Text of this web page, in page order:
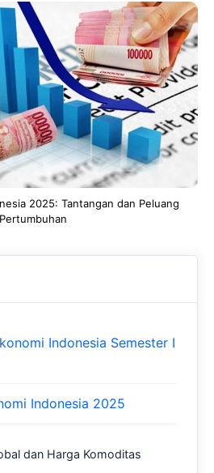
c
e
b
o
o
k
t
s
A
p
p
e
g
r
a
m
2025: Tantangan dan Peluang
Pertumbuhan
Indonesia Semester I
Indonesia 2025
dan Harga Komoditas